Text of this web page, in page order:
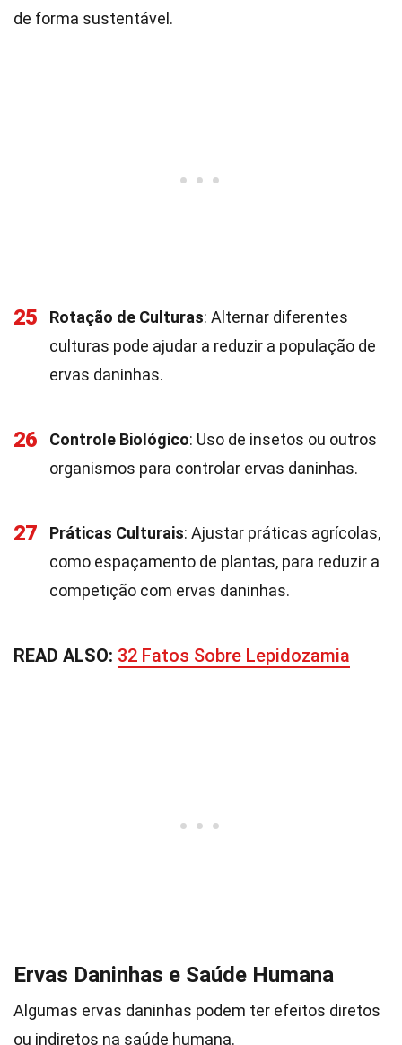
de forma sustentável.
25 Rotação de Culturas: Alternar diferentes
culturas pode ajudar a reduzir a população de
ervas daninhas.
26 Controle Biológico: Uso de insetos ou outros
organismos para controlar ervas daninhas.
27 Práticas Culturais: Ajustar práticas agrícolas,
como espaçamento de plantas, para reduzir a
competição com ervas daninhas.
READ ALSO: 32 Fatos Sobre Lepidozamia
Ervas Daninhas e Saúde Humana
Algumas ervas daninhas podem ter efeitos diretos
ou indiretos na saúde humana.